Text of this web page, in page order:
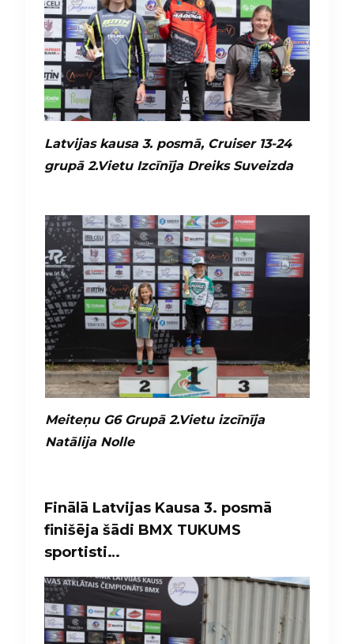
Latvijas kausa 3. posmā, Cruiser 13-24
grupā 2.Vietu Izcīnīja Dreiks Suveizda
Meiteņu G6 Grupā 2.Vietu izcīnīja
Natālija Nolle
Finālā Latvijas Kausa 3. posmā
finišēja šādi BMX TUKUMS
sportisti…